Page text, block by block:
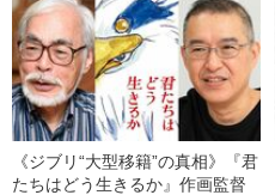
《ジブリ“大型移籍”の真相》『君
たちはどう生きるか』作画監督